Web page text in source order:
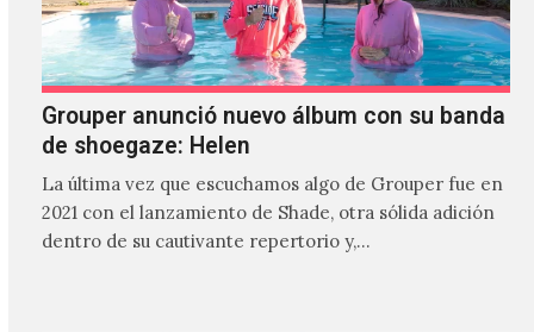
Grouper anunció nuevo álbum con su banda
de shoegaze: Helen
La última vez que escuchamos algo de Grouper fue en
2021 con el lanzamiento de Shade, otra sólida adición
dentro de su cautivante repertorio y,…